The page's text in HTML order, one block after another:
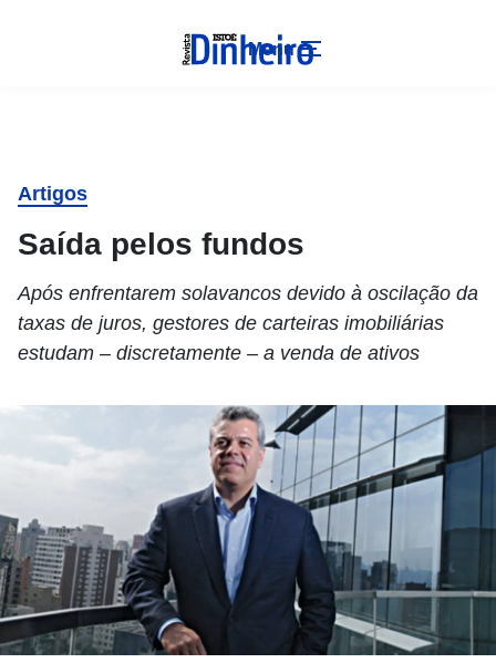
Menu
Artigos
Saída pelos fundos
Após enfrentarem solavancos devido à oscilação da
taxas de juros, gestores de carteiras imobiliárias
estudam – discretamente – a venda de ativos